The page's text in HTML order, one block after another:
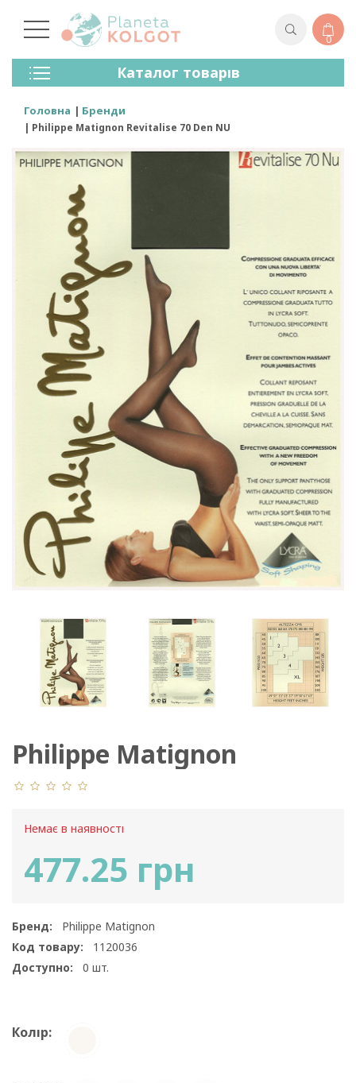
0
Каталог товарів
Колготки
Панчохи
Лосини (легінси)
Спортивний Одяг
Для Чоловіків
Для Дітей
Головна Бренди
Philippe Matignon Revitalise 70 Den NU
Philippe Matignon
Revitalise 70 Den NU
Немає в наявності
477.25 грн
Бренд:
Philippe Matignon
Код товару:
1120036
Доступно:
0 шт.
Колір: